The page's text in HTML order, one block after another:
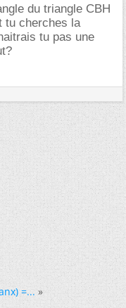
du triangle CBH
tu cherches la
tu pas une
=... »